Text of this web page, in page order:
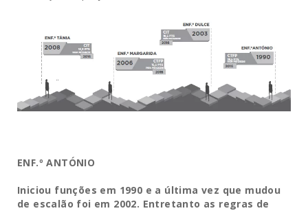
ENF.ºANTÓNIO
Iniciou funções em 1990 e a última vez que mudou
de escalão foi em 2002. Entretanto as regras de